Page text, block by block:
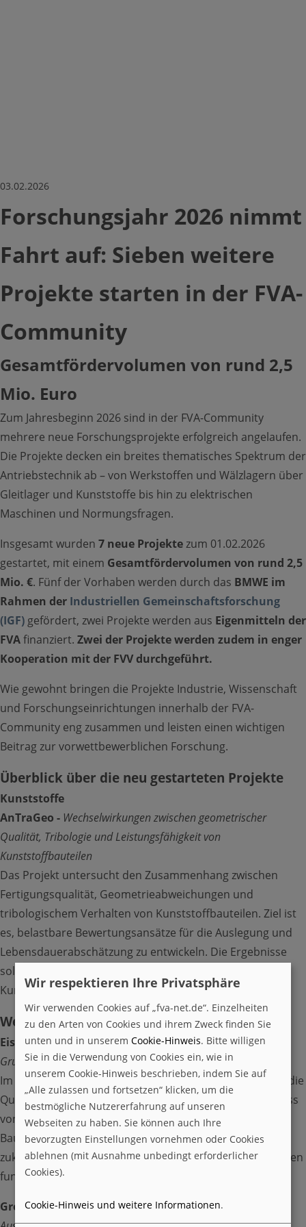
03.02.2026
Forschungsjahr 2026 nimmt
Fahrt auf: Sieben weitere
Projekte starten in der FVA-
Community
Gesamtfördervolumen von rund 2,5
Mio. Euro
Zum Jahresbeginn 2026 sind in der FVA-Community
mehrere neue Forschungsprojekte erfolgreich angelaufen.
Die Projekte decken ein breites thematisches Spektrum der
Antriebstechnik ab – von Werkstoffen und Wälzlagern über
Gleitlager und Kunststoffe bis hin zu elektrischen
Maschinen und Normungsfragen.
Insgesamt wurden 7 neue Projektezum 01.02.2026
gestartet, mit einem Gesamtfördervolumen von rund 2,5
Mio. €. Fünf der Vorhaben werden durch das BMWE im
Rahmen der Industriellen Gemeinschaftsforschung
(IGF) gefördert, zwei Projekte werden aus Eigenmitteln der
FVAfinanziert. Zwei der Projekte werden zudem in enger
Kooperation mit der FVV durchgeführt.
Wie gewohnt bringen die Projekte Industrie, Wissenschaft
und Forschungseinrichtungen innerhalb der FVA-
Community eng zusammen und leisten einen wichtigen
Beitrag zur vorwettbewerblichen Forschung.
Überblick über die neu gestarteten Projekte
Kunststoffe
AnTraGeo - Wechselwirkungen zwischen geometrischer
Qualität, Tribologie und Leistungsfähigkeit von
Kunststoffbauteilen
Das Projekt untersucht den Zusammenhang zwischen
Fertigungsqualität, Geometrieabweichungen und
tribologischem Verhalten von Kunststoffbauteilen. Ziel ist
es, belastbare Bewertungsansätze für die Auslegung und
Lebensdauerabschätzung zu entwickeln. Die Ergebnisse
sollen eine gezieltere Gestaltung hochbelasteter
Kunststoffkomponenten ermöglichen.
Werkstoffe
Eisengussqualität -Eisengussqualität neu gedacht –
Grundlagen für zukünftige Anforderungen
Im Fokus stehen neue Bewertungs- und Prüfansätze für die
Qualität von Eisengusswerkstoffen. Ziel ist es, den Einfluss
von Mikrostruktur und Herstellungsparametern auf
Bauteileigenschaften besser zu verstehen. Damit sollen
zukünftige Anforderungen an moderne Gusskomponenten
fundiert abgeleitet werden.
Grobkorn II -Grobkorn in Einsatzstählen – Mechanismen,
Trendstudien
Monitoring Reports
Trendradar
Netzwerk
Toggle Submenu
Mitglieder
Toggle Submenu
Karte
Fördergeber
Partner
Über Uns
Toggle Submenu
Beiräte
Arbeitskreise
Vorstand
Geschäftsführung
Veranstaltungen
Toggle Submenu
BEARING WORLD
CWD-DSEC
NEXTLUB
Informationstagung
Wir respektieren Ihre Privatsphäre
Wir verwenden Cookies auf „fva-net.de“. Einzelheiten
zu den Arten von Cookies und ihrem Zweck finden Sie
unten und in unseremCookie-Hinweis. Bitte willigen
Sie in die Verwendung von Cookies ein, wie in
unserem Cookie-Hinweis beschrieben, indem Sie auf
„Alle zulassen und fortsetzen“ klicken, um die
bestmögliche Nutzererfahrung auf unseren
Webseiten zu haben. Sie können auch Ihre
bevorzugten Einstellungen vornehmen oder Cookies
ablehnen (mit Ausnahme unbedingt erforderlicher
Cookies).
Cookie-Hinweis und weitere Informationen.